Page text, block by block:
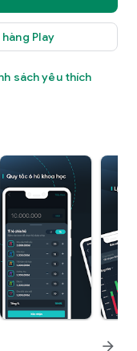
Play
sách yêu thích
arrow_forward